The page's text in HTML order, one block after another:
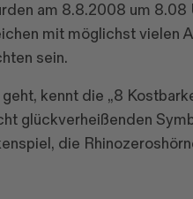
am 8.8.2008 um
mit möglichst vielen
sein.
kennt die „8
glückverheißenden
die